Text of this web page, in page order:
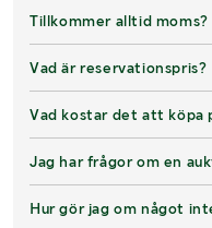
Tillkommer alltid moms?
Vad är reservationspris?
Vad kostar det att köpa
Jag har frågor om en
Hur gör jag om något